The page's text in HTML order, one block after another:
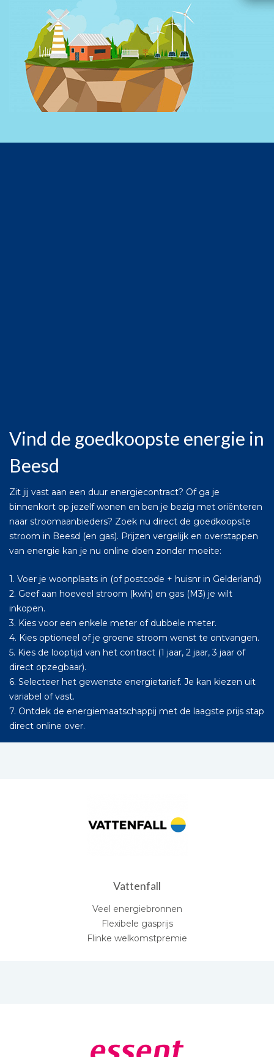
Vind de goedkoopste energie in
Beesd
Zit jij vast aan een duur energiecontract? Of ga je
binnenkort op jezelf wonen en ben je bezig met oriënteren
naar stroomaanbieders? Zoek nu direct de goedkoopste
stroom in Beesd (en gas). Prijzen vergelijk en overstappen
van energie kan je nu online doen zonder moeite:
1. Voer je woonplaats in (of postcode + huisnr in Gelderland)
2. Geef aan hoeveel stroom (kwh) en gas (M3) je wilt
inkopen.
3. Kies voor een enkele meter of dubbele meter.
4. Kies optioneel of je groene stroom wenst te ontvangen.
5. Kies de looptijd van het contract (1 jaar, 2 jaar, 3 jaar of
direct opzegbaar).
6. Selecteer het gewenste energietarief. Je kan kiezen uit
variabel of vast.
7. Ontdek de energiemaatschappij met de laagste prijs stap
direct online over.
Vattenfall
Veel energiebronnen
Flexibele gasprijs
Flinke welkomstpremie